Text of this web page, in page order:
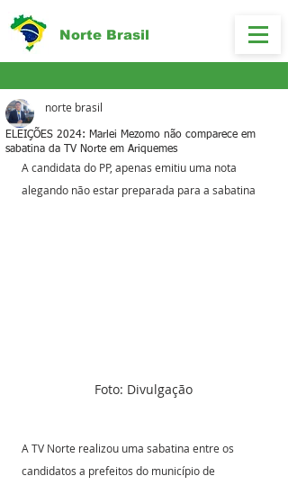
Norte Brasil
ELEIÇÕES 2024: Marlei Mezomo não comparece em
sabatina da TV Norte em Ariquemes
norte brasil
A candidata do PP, apenas emitiu uma nota
alegando não estar preparada para a sabatina
Foto: Divulgação
A TV Norte realizou uma sabatina entre os
candidatos a prefeitos do município de